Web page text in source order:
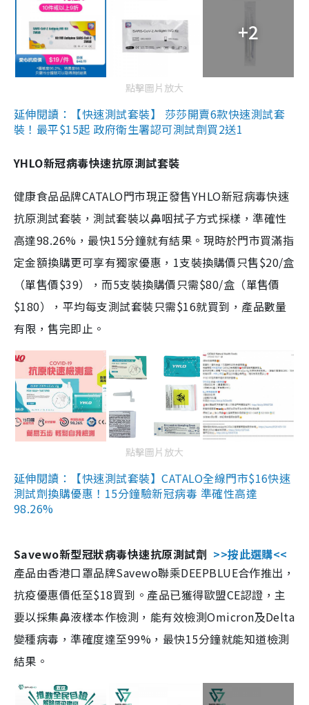
+2
點擊圖片放大
延伸閱讀：【快速測試套裝】 莎莎開賣6款快速測試套
裝！最平$15起 政府衛生署認可測試劑買2送1
YHLO新冠病毒快速抗原測試套裝
健康食品品牌CATALO門市現正發售YHLO新冠病毒快速
抗原測試套裝，測試套裝以鼻咽拭子方式採樣，準確性
高達98.26%，最快15分鐘就有結果。現時於門市買滿指
定金額換購更可享有獨家優惠，1支裝換購價只售$20/盒
（單售價$39），而5支裝換購價只需$80/盒（單售價
$180），平均每支測試套裝只需$16就買到，產品數量
有限，售完即止。
點擊圖片放大
延伸閱讀：【快速測試套裝】CATALO全線門市$16快速
測試劑換購優惠！15分鐘驗新冠病毒 準確性高達
98.26%
Savewo新型冠狀病毒快速抗原測試劑 >>按此選購<<
產品由香港口罩品牌Savewo聯乘DEEPBLUE合作推出，
抗疫優惠價低至$18買到。產品已獲得歐盟CE認證，主
要以採集鼻液樣本作檢測，能有效檢測Omicron及Delta
變種病毒，準確度達至99%，最快15分鐘就能知道檢測
結果。